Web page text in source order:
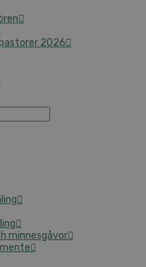
2026
minnesgåvor